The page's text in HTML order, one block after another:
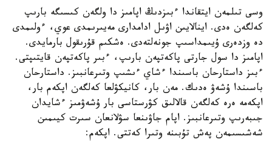
وسى تىلمەن ايتقاندا ءبىزدىڭ اپامىز دا ولگەن كىسىگە بارىپ
كەلگەن ەدى. اينالايىن اۋىل ادامدارى مەيىرىمدى عوي، ءولىمدى
دە وزدەرى ۇيىمداسىپ جونەلتەدى. ەشكىم قۇرىقول بارمايدى.
اپامىز دا سول جارتى پاكەتپەن بارىپ، ءبىر پاكەتپەن قايتىپتى.
ءبىز داستارحان باسىندا ءشاي ءىشىپ وتىرعانبىز. داستارحان
باسىندا ۇشەۋ ەدىك. مەن بار، كانيكۋلعا كەلگەن اپكەم بار،
اپكەمە ەرە كەلگەن قالالىق كۋرستاسى بار ۇشەۋمىز ءشايدان
جىبەرىپ وتىرعانبىز. اپام جاۋىنعا سۋلانعان سىرت كيىمىن
شەشىسىمەن پەش تۇبىنە وتىرا كەتتى. اپكەم: